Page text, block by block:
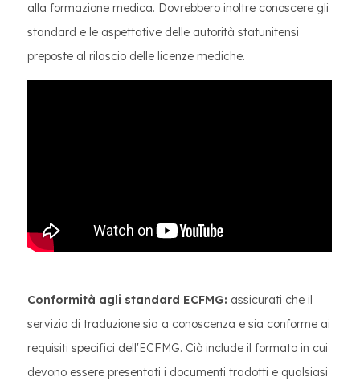
alla formazione medica. Dovrebbero inoltre conoscere gli
standard e le aspettative delle autorità statunitensi
preposte al rilascio delle licenze mediche.
Conformità agli standard ECFMG: assicurati che il
servizio di traduzione sia a conoscenza e sia conforme ai
requisiti specifici dell'ECFMG. Ciò include il formato in cui
devono essere presentati i documenti tradotti e qualsiasi